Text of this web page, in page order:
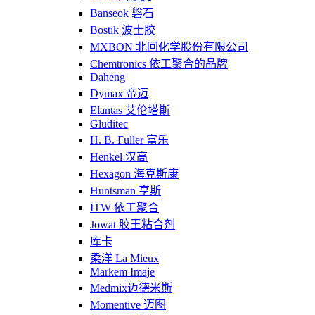
Banseok 磐石
Bostik 波士胶
MXBON 北回化学股份有限公司
Chemtronics 依工聚合的品牌
Daheng
Dymax 帝迈
Elantas 艾伦塔斯
Gluditec
H. B. Fuller 富乐
Henkel 汉高
Hexagon 海克斯康
Huntsman 亨斯
ITW 依工聚合
Jowat 胶王粘合剂
库卡
柔洋 La Mieux
Markem Imaje
Medmix迈德米斯
Momentive 迈图